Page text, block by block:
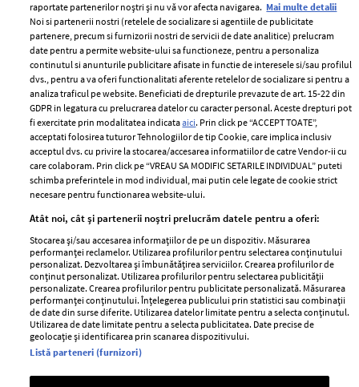
ELLE Style Awards
2024
Despre ELLE
Romania
Contact
Abonamente
Termeni si conditii
Politica de
confidențialitate
Politica de cookies
Publicitate
GSP
Unica
Baby
Retete
femei
Viva
Avantaje
Retete practice
Pariază responsabil! Decizia ONJN nr. 821/25.09.2025.
Jocurile de noroc sunt interzise minorilor.
raportate partenerilor noștri și nu vă vor afecta navigarea. Mai multe detalii
Noi si partenerii nostri (retelele de socializare si agentiile de publicitate
partenere, precum si furnizorii nostri de servicii de date analitice) prelucram
date pentru a permite website-ului sa functioneze, pentru a personaliza
continutul si anunturile publicitare afisate in functie de interesele si/sau profilul
dvs., pentru a va oferi functionalitati aferente retelelor de socializare si pentru a
analiza traficul pe website. Beneficiati de drepturile prevazute de art. 15-22 din
GDPR in legatura cu prelucrarea datelor cu caracter personal. Aceste drepturi pot
fi exercitate prin modalitatea indicataaici. Prin click pe “ACCEPT TOATE”,
acceptati folosirea tuturor Tehnologiilor de tip Cookie, care implica inclusiv
acceptul dvs. cu privire la stocarea/accesarea informatiilor de catre Vendor-ii cu
care colaboram. Prin click pe “VREAU SA MODIFIC SETARILE INDIVIDUAL” puteti
schimba preferintele in mod individual, mai putin cele legate de cookie strict
necesare pentru functionarea website-ului.
Atât noi, cât și partenerii noștri prelucrăm datele pentru a oferi:
Stocarea și/sau accesarea informațiilor de pe un dispozitiv. Măsurarea
performanței reclamelor. Utilizarea profilurilor pentru selectarea conținutului
personalizat. Dezvoltarea și îmbunătățirea serviciilor. Crearea profilurilor de
conținut personalizat. Utilizarea profilurilor pentru selectarea publicității
personalizate. Crearea profilurilor pentru publicitate personalizată. Măsurarea
performanței conținutului. Înțelegerea publicului prin statistici sau combinații
de date din surse diferite. Utilizarea datelor limitate pentru a selecta conținutul.
Utilizarea de date limitate pentru a selecta publicitatea. Date precise de
geolocație și identificarea prin scanarea dispozitivului.
Listă parteneri (furnizori)